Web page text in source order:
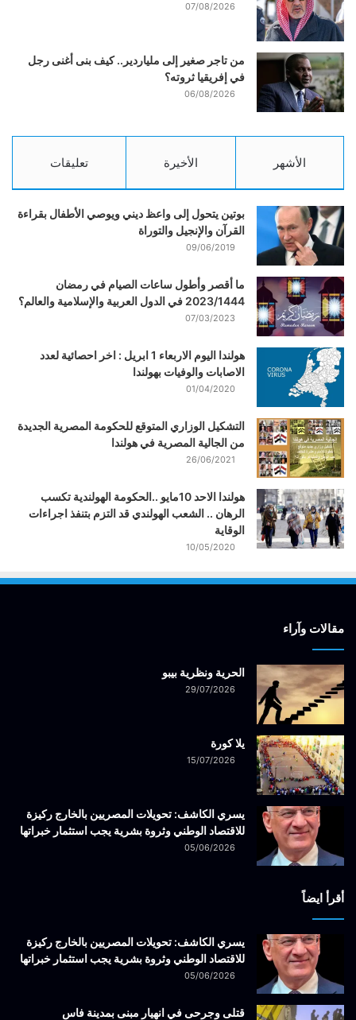
07/08/2026
من تاجر صغير إلى ملياردير.. كيف بنى أغنى رجل
في إفريقيا ثروته؟
06/08/2026
الأشهر الأخيرة تعليقات
بوتين يتحول إلى واعظ ديني ويوصي الأطفال بقراءة
القرآن والإنجيل والتوراة
09/06/2019
ما أقصر وأطول ساعات الصيام في رمضان
2023/1444 في الدول العربية والإسلامية والعالم؟
07/03/2023
هولندا اليوم الاربعاء 1 ابريل : اخر احصائية لعدد
الاصابات والوفيات بهولندا
01/04/2020
التشكيل الوزاري المتوقع للحكومة المصرية الجديدة
من الجالية المصرية في هولندا
26/06/2021
هولندا الاحد 10مايو ..الحكومة الهولندية تكسب
الرهان .. الشعب الهولندي قد التزم بتنفذ اجراءات
الوقاية
10/05/2020
مقالات وآراء
الحرية ونظرية بيبو
29/07/2026
يلا كورة
15/07/2026
يسري الكاشف: تحويلات المصريين بالخارج ركيزة
للاقتصاد الوطني وثروة بشرية يجب استثمار خبراتها
05/06/2026
أقرأ ايضاً
يسري الكاشف: تحويلات المصريين بالخارج ركيزة
للاقتصاد الوطني وثروة بشرية يجب استثمار خبراتها
05/06/2026
قتلى وجرحى في انهيار مبنى بمدينة فاس